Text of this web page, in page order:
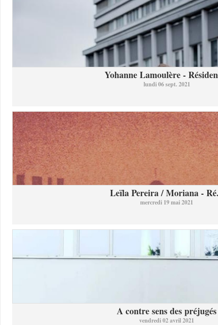
Yohanne Lamoulère -
lundi 06 sept. 2021
Leïla Pereira / Moriana -
mercredi 19 mai 2021
A contre sens des préjugés
vendredi 02 avril 2021